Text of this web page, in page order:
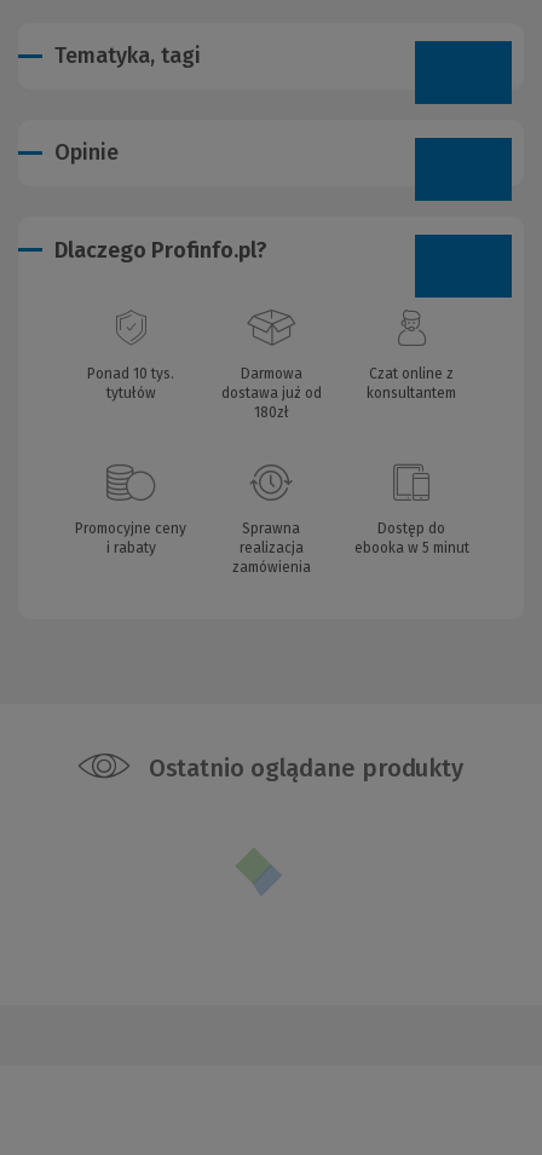
Tematyka, tagi
Opinie
Dlaczego Profinfo.pl?
Ponad 10 tys.
tytułów
Darmowa
dostawa już od
180zł
Czat online z
konsultantem
Promocyjne ceny
i rabaty
Sprawna
realizacja
zamówienia
Dostęp do
ebooka w 5 minut
Ostatnio oglądane produkty